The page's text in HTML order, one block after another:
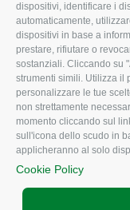
dispositivi, identificare i
automaticamente,
dispositivi in base a
prestare, rifiutare o
sostanziali. Cliccando su
strumenti simili. Utilizza il
personalizzare le tue
non strettamente
momento cliccando sul
sull'icona dello scudo in
applicheranno al solo
Cookie Policy
Whistleblowing
Confagricoltura
Agricoltori srl